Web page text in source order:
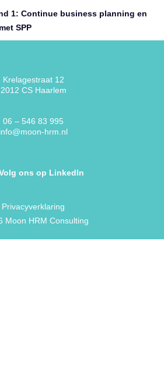
1: Continue business planning en
SPP
Krelagestraat 12
2012 CS Haarlem
06 – 546 83 995
info@moon-hrm.nl
ons op LinkedIn
Privacyverklaring
Moon HRM Consulting